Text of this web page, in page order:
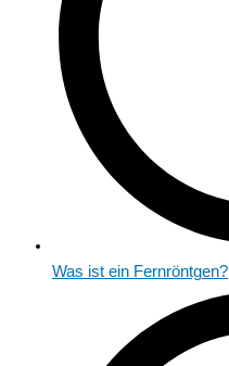
Was ist ein Fernröntgen?